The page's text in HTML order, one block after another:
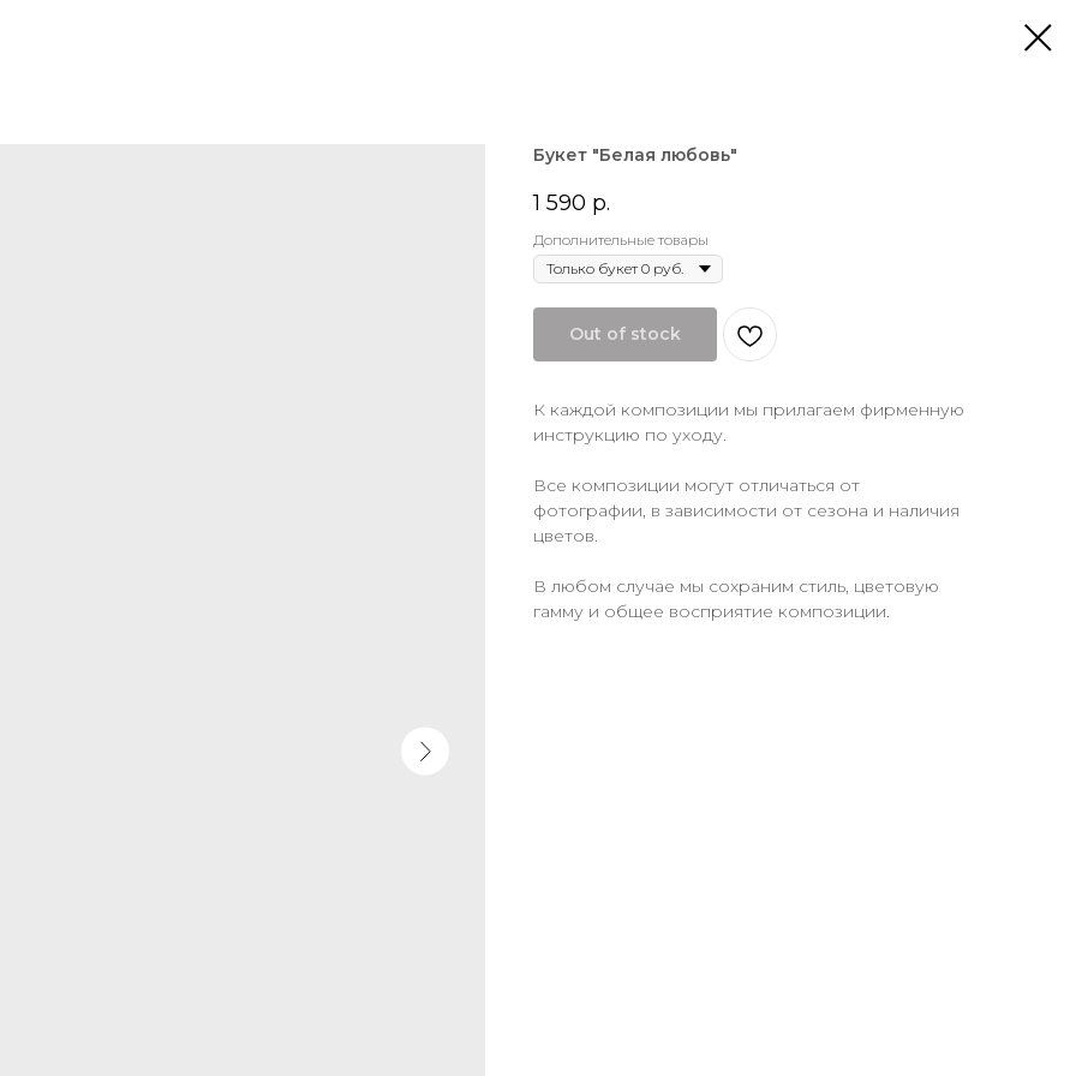
Букет "Белая любовь"
1 590 р.
Дополнительные товары
Out of stock
К каждой композиции мы прилагаем фирменную
инструкцию по уходу.
Все композиции могут отличаться от
фотографии, в зависимости от сезона и наличия
цветов.
В любом случае мы сохраним стиль, цветовую
гамму и общее восприятие композиции.